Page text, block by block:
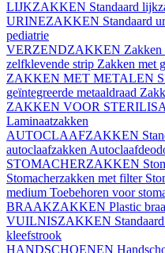
LIJKZAKKEN Standaard
URINEZAKKEN Standaard
pediatrie
VERZENDZAKKEN Zakken
zelfklevende strip Zakken met
ZAKKEN MET METALEN
geïntegreerde metaaldraad
ZAKKEN VOOR
Laminaatzakken
AUTOCLAAFZAKKEN
autoclaafzakken
STOMACHERZAKKEN
Stomacherzakken met filter
medium Toebehoren voor
BRAAKZAKKEN Plastic
VUILNISZAKKEN
kleefstrook
HANDSCHOENEN